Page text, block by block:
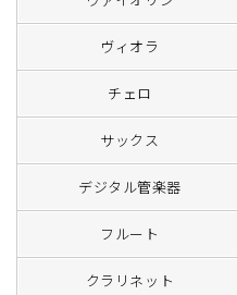
ヴィオラ
チェロ
サックス
デジタル管楽器
フルート
クラリネット